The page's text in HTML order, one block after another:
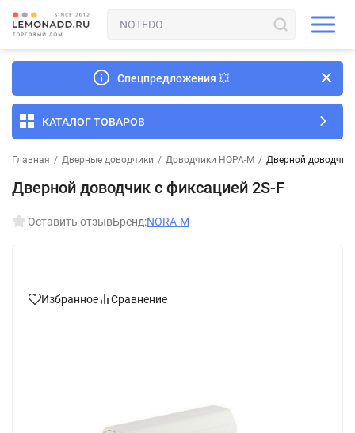
Спецпредложения 💥
КАТАЛОГ ТОВАРОВ
Главная / Дверные доводчики / Доводчики НОРА-М / Дверной доводчик
Дверной доводчик с фиксацией 2S-F
Оставить отзывБренд:NORA-M
Избранное Сравнение